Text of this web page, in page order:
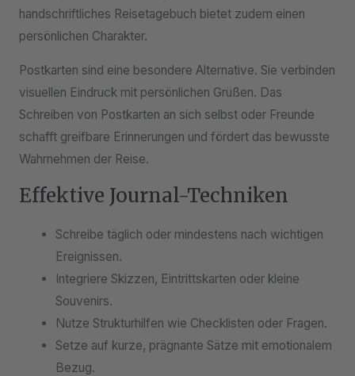
handschriftliches Reisetagebuch bietet zudem einen
persönlichen Charakter.
Postkarten sind eine besondere Alternative. Sie verbinden
visuellen Eindruck mit persönlichen Grüßen. Das
Schreiben von Postkarten an sich selbst oder Freunde
schafft greifbare Erinnerungen und fördert das bewusste
Wahrnehmen der Reise.
Effektive Journal-Techniken
Schreibe täglich oder mindestens nach wichtigen
Ereignissen.
Integriere Skizzen, Eintrittskarten oder kleine
Souvenirs.
Nutze Strukturhilfen wie Checklisten oder Fragen.
Setze auf kurze, prägnante Sätze mit emotionalem
Bezug.